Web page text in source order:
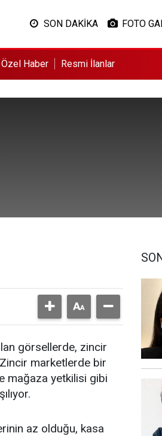
SON DAKİKA FOTO
Özel Haber Resmi İlanlar
görsellerde, zincir
marketlerde bir
mağaza yetkilisi gibi
az olduğu, kasa